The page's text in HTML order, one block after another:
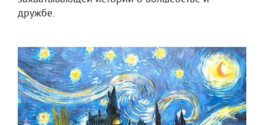
дружбе.